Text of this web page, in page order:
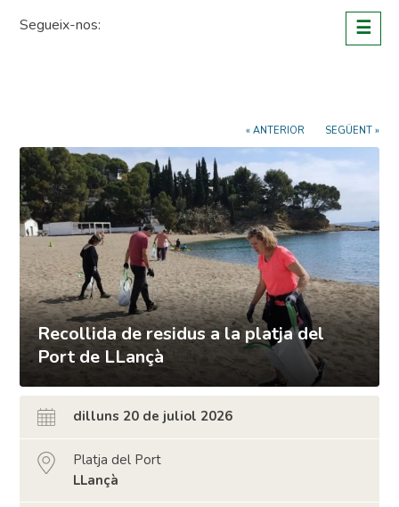
Segueix-nos: ☰
« ANTERIOR SEGÜENT »
Recollida de residus a la platja del
Port de LLançà
dilluns 20 de juliol 2026
Platja del Port
LLançà